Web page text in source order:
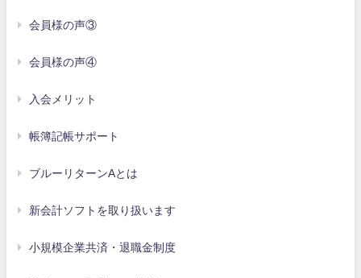
会員様の声③
会員様の声④
入会メリット
帳簿記帳サポート
ブルーリターンAとは
新会計ソフトを取り扱います
小規模企業共済・退職金制度